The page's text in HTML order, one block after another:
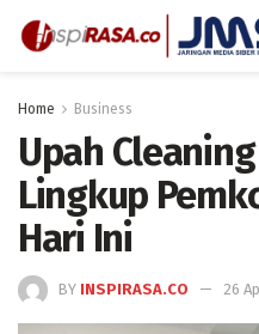
Home Business
Upah
Lingkup
Hari Ini
BY INSPIRASA.CO 26